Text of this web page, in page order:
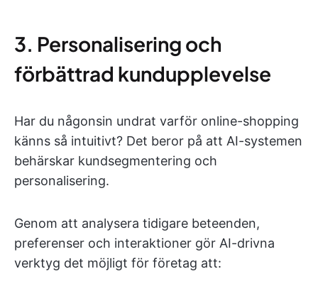
3. Personalisering och
förbättrad kundupplevelse
Har du någonsin undrat varför online-shopping
känns så intuitivt? Det beror på att AI-systemen
behärskar kundsegmentering och
personalisering.
Genom att analysera tidigare beteenden,
preferenser och interaktioner gör AI-drivna
verktyg det möjligt för företag att: